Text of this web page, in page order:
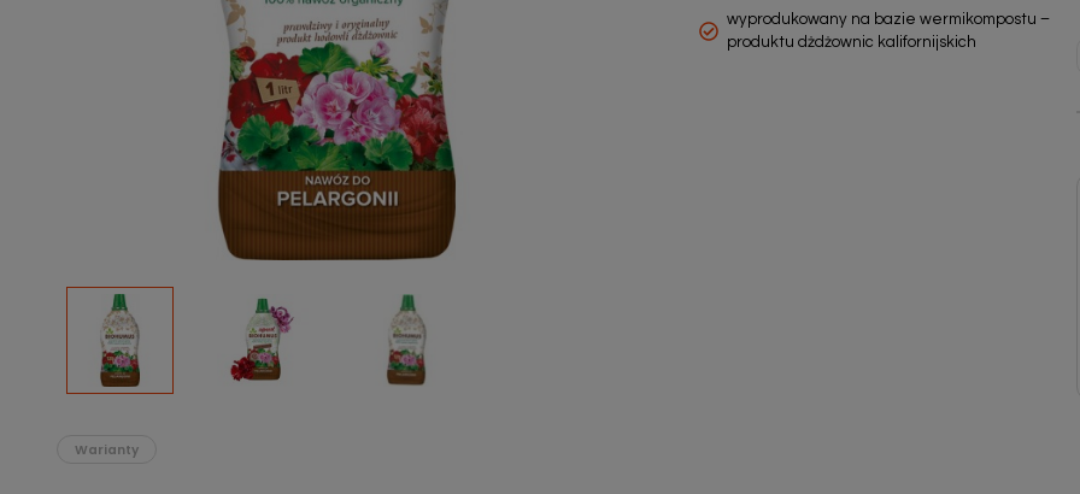
Środki ochrony roślin
Środki ochrony roślin dla profesjonalistów
Zobacz wszystkie
wyprodukowany na bazie wermikompostu –
produktu dżdżownic kalifornijskich
Warianty